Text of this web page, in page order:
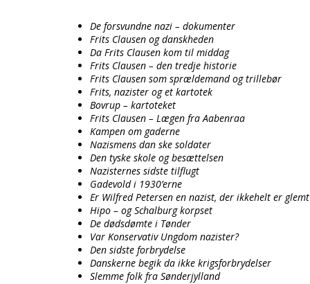
De forsvundne nazi – dokumenter
Frits Clausen og danskheden
Da Frits Clausen kom til middag
Frits Clausen – den tredje historie
Frits Clausen som sprældemand og trillebør
Frits, nazister og et kartotek
Bovrup – kartoteket
Frits Clausen – Lægen fra Aabenraa
Kampen om gaderne
Nazismens dan ske soldater
Den tyske skole og besættelsen
Nazisternes sidste tilflugt
Gadevold i 1930’erne
Er Wilfred Petersen en nazist, der ikkehelt er glemt
Hipo – og Schalburg korpset
De dødsdømte i Tønder
Var Konservativ Ungdom nazister?
Den sidste forbrydelse
Danskerne begik da ikke krigsforbrydelser
Slemme folk fra Sønderjylland